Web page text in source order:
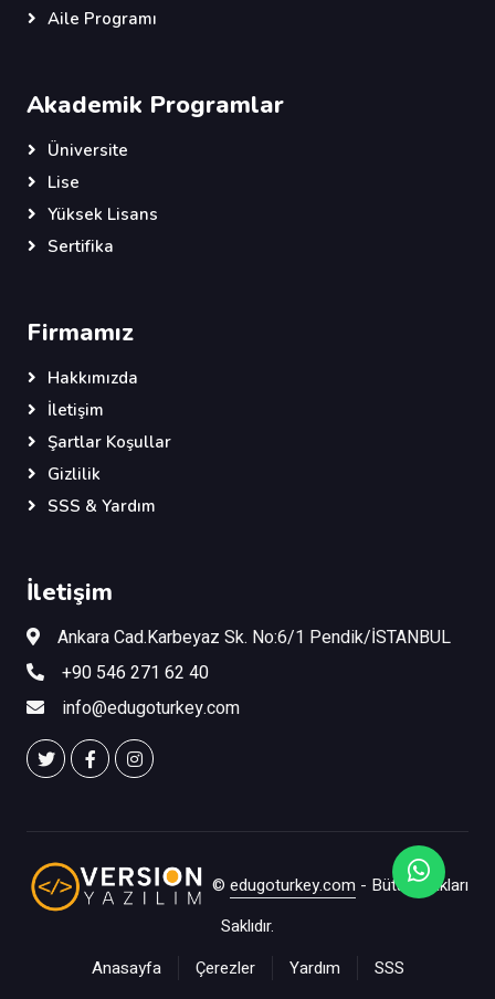
Aile Programı
Akademik Programlar
Üniversite
Lise
Yüksek Lisans
Sertifika
Firmamız
Hakkımızda
İletişim
Şartlar Koşullar
Gizlilik
SSS & Yardım
İletişim
Ankara Cad.Karbeyaz Sk. No:6/1 Pendik/İSTANBUL
+90 546 271 62 40
info@edugoturkey.com
© edugoturkey.com - Bütün Hakları
Saklıdır.
Anasayfa
Çerezler Yardım SSS